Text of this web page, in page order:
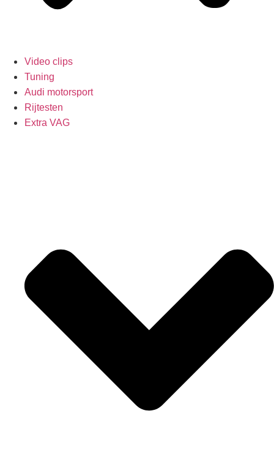
Video clips
Tuning
Audi motorsport
Rijtesten
Extra VAG